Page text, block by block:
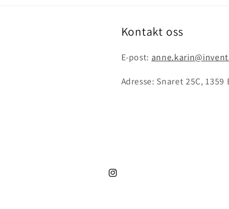
Kontakt oss
E-post:
Adresse: Snaret 25C, 1359
Instagram